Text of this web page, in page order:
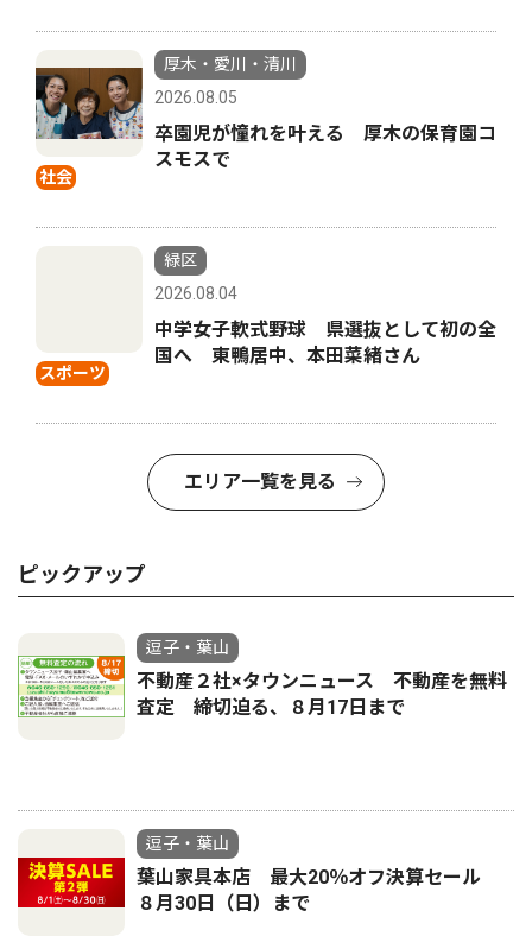
社会
厚木・愛川・清川
2026.08.05
卒園児が憧れを叶える 厚木の保育園コ
スモスで
スポーツ
緑区
2026.08.04
中学女子軟式野球 県選抜として初の全
国へ 東鴨居中、本田菜緒さん
エリア一覧を見る
ピックアップ
逗子・葉山
不動産２社×タウンニュース 不動産を無料
査定 締切迫る、８月17日まで
逗子・葉山
葉山家具本店 最大20％オフ決算セール
８月30日（日）まで